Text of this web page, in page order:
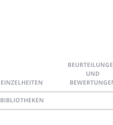
EINZELHEITEN
UND
BIBLIOTHEKEN